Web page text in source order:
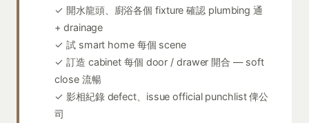
✓ 開水龍頭、廚浴各個 fixture 確認 plumbing 通
+ drainage
✓ 試 smart home 每個 scene
✓ 訂造 cabinet 每個 door / drawer 開合 — soft
close 流暢
✓ 影相紀錄 defect、issue official punchlist 俾公
司